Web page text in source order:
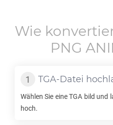
Wie
PNG
TGA-Datei
Wählen Sie eineTGA bild und
hoch.